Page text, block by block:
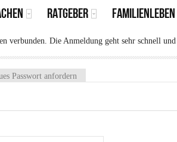
RATGEBER FAMILIENLEBEN
verbunden. Die Anmeldung geht sehr schnell
Passwort anfordern